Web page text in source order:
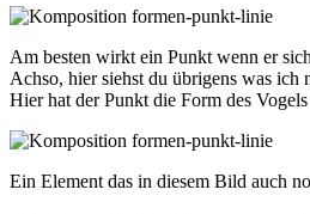
Am besten wirkt ein Punkt wenn er
Achso, hier siehst du übrigens was ich
Hier hat der Punkt die Form des
Ein Element das in diesem Bild auch